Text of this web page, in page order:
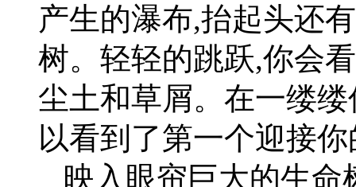
产生的瀑布,抬起头还
树。轻轻的跳跃,你会
尘土和草屑。在一缕
以看到了第一个迎接
映入眼帘巨大的生命